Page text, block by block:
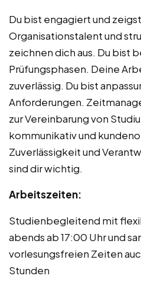
Du bist engagiert und
Organisationstalent und
zeichnen dich aus. Du bist
Prüfungsphasen. Deine
zuverlässig. Du bist
Anforderungen.
zur Vereinbarung von
kommunikativ und
Zuverlässigkeit und
sind dir wichtig.
Arbeitszeiten:
Studienbegleitend mit
abends ab 17:00 Uhr und
vorlesungsfreien Zeiten
Stunden